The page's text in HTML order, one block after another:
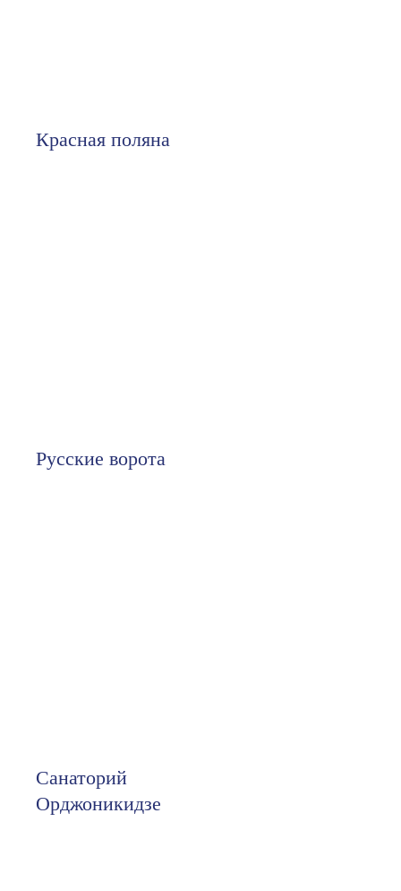
Красная поляна
Русские ворота
Санаторий
Орджоникидзе